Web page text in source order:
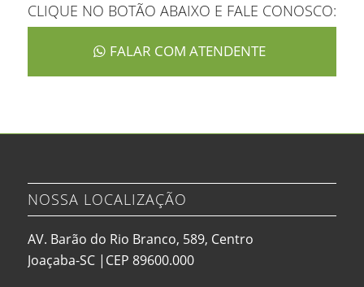
CLIQUE NO BOTÃO ABAIXO E FALE CONOSCO:
FALAR COM ATENDENTE
NOSSA LOCALIZAÇÃO
AV. Barão do Rio Branco, 589, Centro
Joaçaba-SC |CEP 89600.000